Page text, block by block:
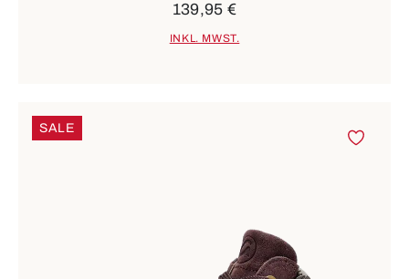
139,95 €
INKL. MWST.
SALE